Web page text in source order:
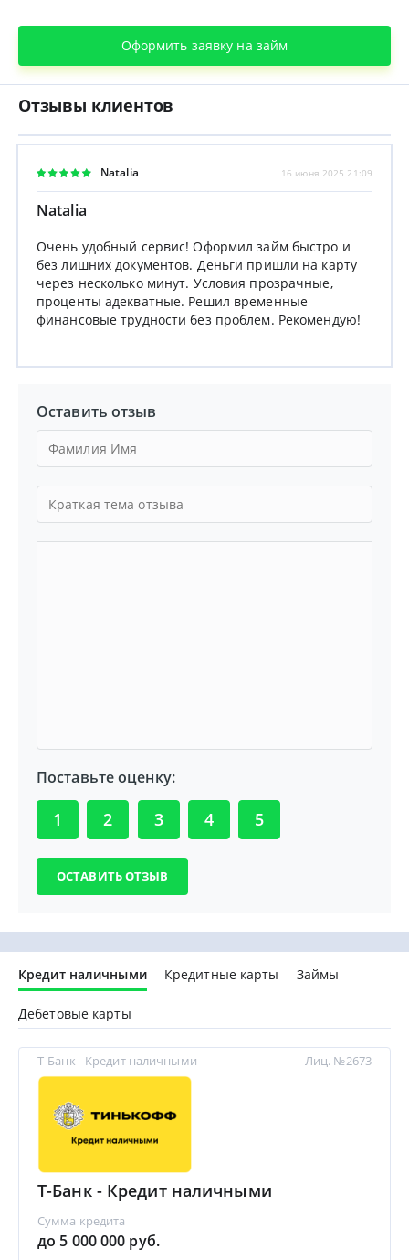
Оформить заявку на займ
Отзывы клиентов
Natalia 16 июня 2025 21:09
Natalia
Очень удобный сервис! Оформил займ быстро и
без лишних документов. Деньги пришли на карту
через несколько минут. Условия прозрачные,
проценты адекватные. Решил временные
финансовые трудности без проблем. Рекомендую!
Оставить отзыв
Поставьте оценку:
1 2 3 4 5
Кредит наличными Кредитные карты Займы
Дебетовые карты
Т-Банк - Кредит наличными
Т-Банк - Кредит наличными
Сумма кредита
до 5 000 000 руб.
Лиц. №2673